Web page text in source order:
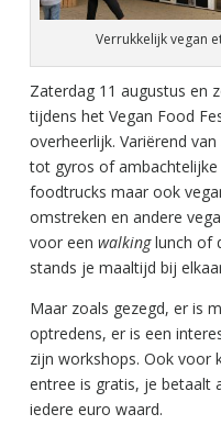
Verrukkelijk vegan
Zaterdag 11 augustus en
tijdens het Vegan Food
overheerlijk. Variërend
tot gyros of ambachtelijke
foodtrucks maar ook
omstreken en andere
voor een walkinglunch of
stands je maaltijd bij
Maar zoals gezegd, er is
optredens, er is een
zijn workshops. Ook voor
entree is gratis, je betaalt
iedere euro waard.